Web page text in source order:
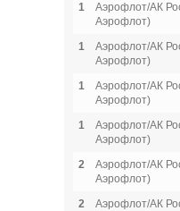
1
Аэрофлот/АК
Аэрофлот)
1
Аэрофлот/АК
Аэрофлот)
1
Аэрофлот/АК
Аэрофлот)
1
Аэрофлот/АК
Аэрофлот)
2
Аэрофлот/АК
Аэрофлот)
2
Аэрофлот/АК